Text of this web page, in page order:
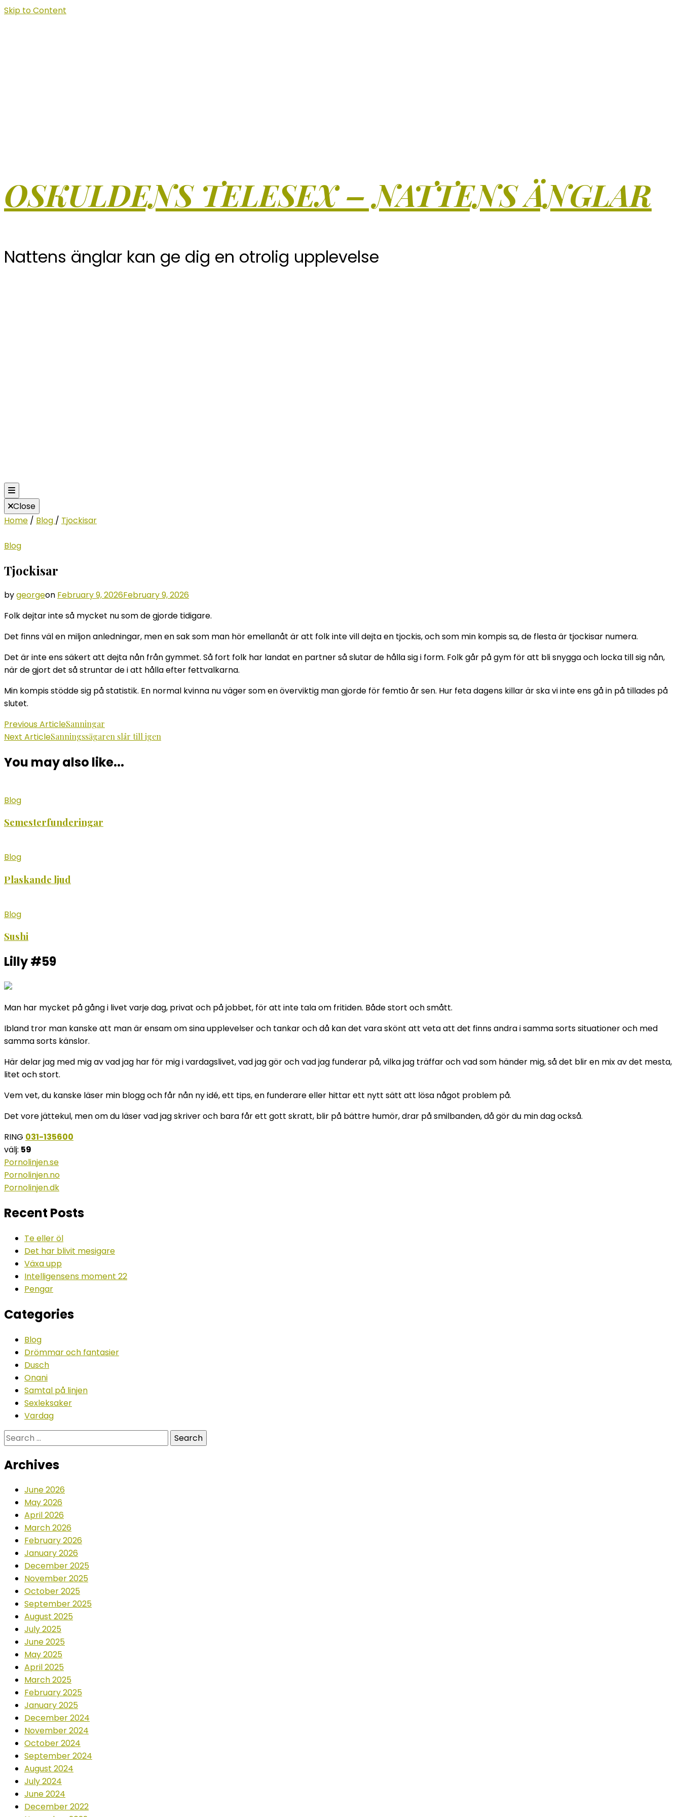
Skip to Content
OSKULDENS TELESEX – NATTENS ÄNGLAR
Nattens änglar kan ge dig en otrolig upplevelse
Close
Home / Blog / Tjockisar
Blog
Tjockisar
bygeorgeon February 9, 2026February 9, 2026
Folk dejtar inte så mycket nu som de gjorde tidigare.
Det finns väl en miljon anledningar, men en sak som man hör emellanåt är att folk inte vill dejta en tjockis, och som min kompis sa, de flesta är tjockisar numera.
Det är inte ens säkert att dejta nån från gymmet. Så fort folk har landat en partner så slutar de hålla sig i form. Folk går på gym för att bli snygga och locka till sig nån,
när de gjort det så struntar de i att hålla efter fettvalkarna.
Min kompis stödde sig på statistik. En normal kvinna nu väger som en överviktig man gjorde för femtio år sen. Hur feta dagens killar är ska vi inte ens gå in på tillades på
slutet.
Post
Navigation
Previous ArticleSanningar
Next ArticleSanningssägaren slår till igen
You may also like...
Blog
Semesterfunderingar
Blog
Plaskande ljud
Blog
Sushi
Lilly #59
Man har mycket på gång i livet varje dag, privat och på jobbet, för att inte tala om fritiden. Både stort och smått.
Ibland tror man kanske att man är ensam om sina upplevelser och tankar och då kan det vara skönt att veta att det finns andra i samma sorts situationer och med
samma sorts känslor.
Här delar jag med mig av vad jag har för mig i vardagslivet, vad jag gör och vad jag funderar på, vilka jag träffar och vad som händer mig, så det blir en mix av det mesta,
litet och stort.
Vem vet, du kanske läser min blogg och får nån ny idé, ett tips, en funderare eller hittar ett nytt sätt att lösa något problem på.
Det vore jättekul, men om du läser vad jag skriver och bara får ett gott skratt, blir på bättre humör, drar på smilbanden, då gör du min dag också.
RING 031-135600
välj: 59
Pornolinjen.se
Pornolinjen.no
Pornolinjen.dk
Recent Posts
Te eller öl
Det har blivit mesigare
Växa upp
Intelligensens moment 22
Pengar
Categories
Blog
Drömmar och fantasier
Dusch
Onani
Samtal på linjen
Sexleksaker
Vardag
Search
for:
Archives
June 2026
May 2026
April 2026
March 2026
February 2026
January 2026
December 2025
November 2025
October 2025
September 2025
August 2025
July 2025
June 2025
May 2025
April 2025
March 2025
February 2025
January 2025
December 2024
November 2024
October 2024
September 2024
August 2024
July 2024
June 2024
December 2022